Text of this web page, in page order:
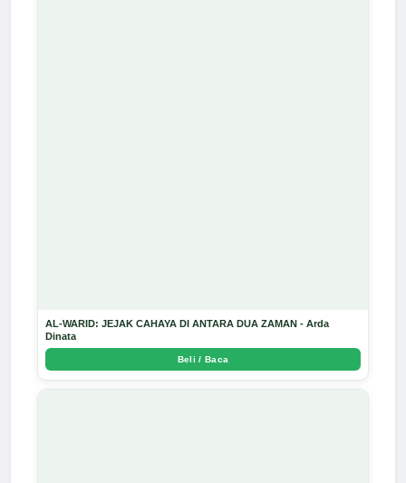
AL-WARID: JEJAK CAHAYA DI ANTARA DUA ZAMAN - Arda
Dinata
Beli / Baca